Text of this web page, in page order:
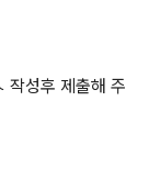
작성후 제출해 주